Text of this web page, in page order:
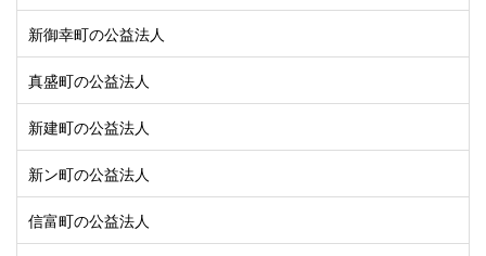
新御幸町の公益法人
真盛町の公益法人
新建町の公益法人
新ン町の公益法人
信富町の公益法人